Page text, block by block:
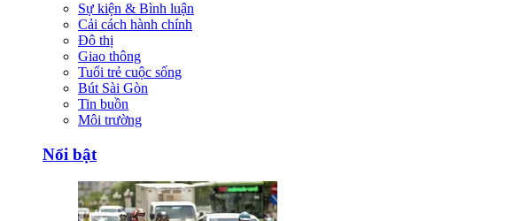
Sự kiện & Bình luận
Cải cách hành chính
Đô thị
Giao thông
Tuổi trẻ cuộc sống
Bút Sài Gòn
Tin buồn
Môi trường
Nổi bật